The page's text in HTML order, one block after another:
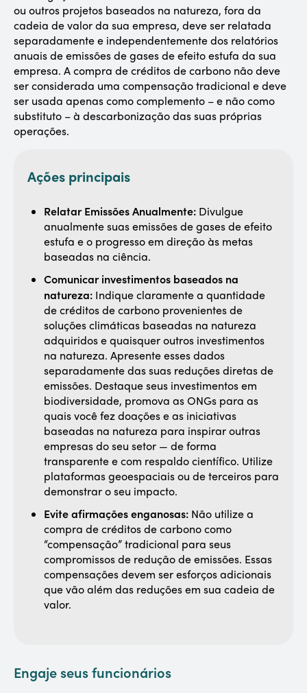
ou outros projetos baseados na natureza, fora da
cadeia de valor da sua empresa, deve ser relatada
separadamente e independentemente dos relatórios
anuais de emissões de gases de efeito estufa da sua
empresa. A compra de créditos de carbono não deve
ser considerada uma compensação tradicional e deve
ser usada apenas como complemento – e não como
substituto – à descarbonização das suas próprias
operações.
Ações principais
Relatar Emissões Anualmente: Divulgue
anualmente suas emissões de gases de efeito
estufa e o progresso em direção às metas
baseadas na ciência.
Comunicar investimentos baseados na
natureza: Indique claramente a quantidade
de créditos de carbono provenientes de
soluções climáticas baseadas na natureza
adquiridos e quaisquer outros investimentos
na natureza. Apresente esses dados
separadamente das suas reduções diretas de
emissões. Destaque seus investimentos em
biodiversidade, promova as ONGs para as
quais você fez doações e as iniciativas
baseadas na natureza para inspirar outras
empresas do seu setor — de forma
transparente e com respaldo científico. Utilize
plataformas geoespaciais ou de terceiros para
demonstrar o seu impacto.
Evite afirmações enganosas: Não utilize a
compra de créditos de carbono como
“compensação” tradicional para seus
compromissos de redução de emissões. Essas
compensações devem ser esforços adicionais
que vão além das reduções em sua cadeia de
valor.
Engaje seus funcionários